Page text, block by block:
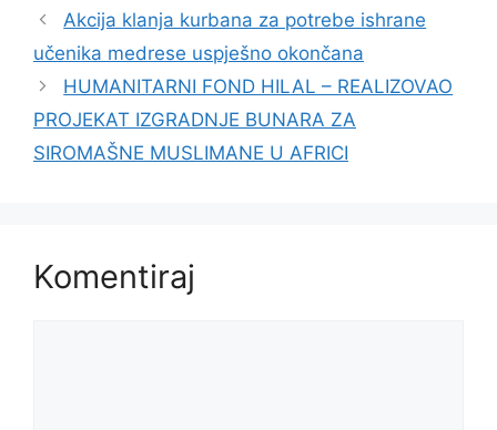
Akcija klanja kurbana za potrebe ishrane
učenika medrese uspješno okončana
HUMANITARNI FOND HILAL – REALIZOVAO
PROJEKAT IZGRADNJE BUNARA ZA
SIROMAŠNE MUSLIMANE U AFRICI
Komentiraj